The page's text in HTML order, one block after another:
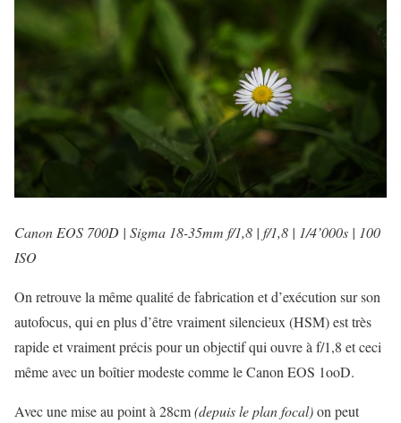
Canon EOS 700D | Sigma 18-35mm f/1,8 | f/1,8 | 1/4’000s | 100
ISO
On retrouve la même qualité de fabrication et d’exécution sur son
autofocus, qui en plus d’être vraiment silencieux (HSM) est très
rapide et vraiment précis pour un objectif qui ouvre à f/1,8 et ceci
même avec un boîtier modeste comme le Canon EOS 1ooD.
Avec une mise au point à 28cm(depuis le plan focal)on peut